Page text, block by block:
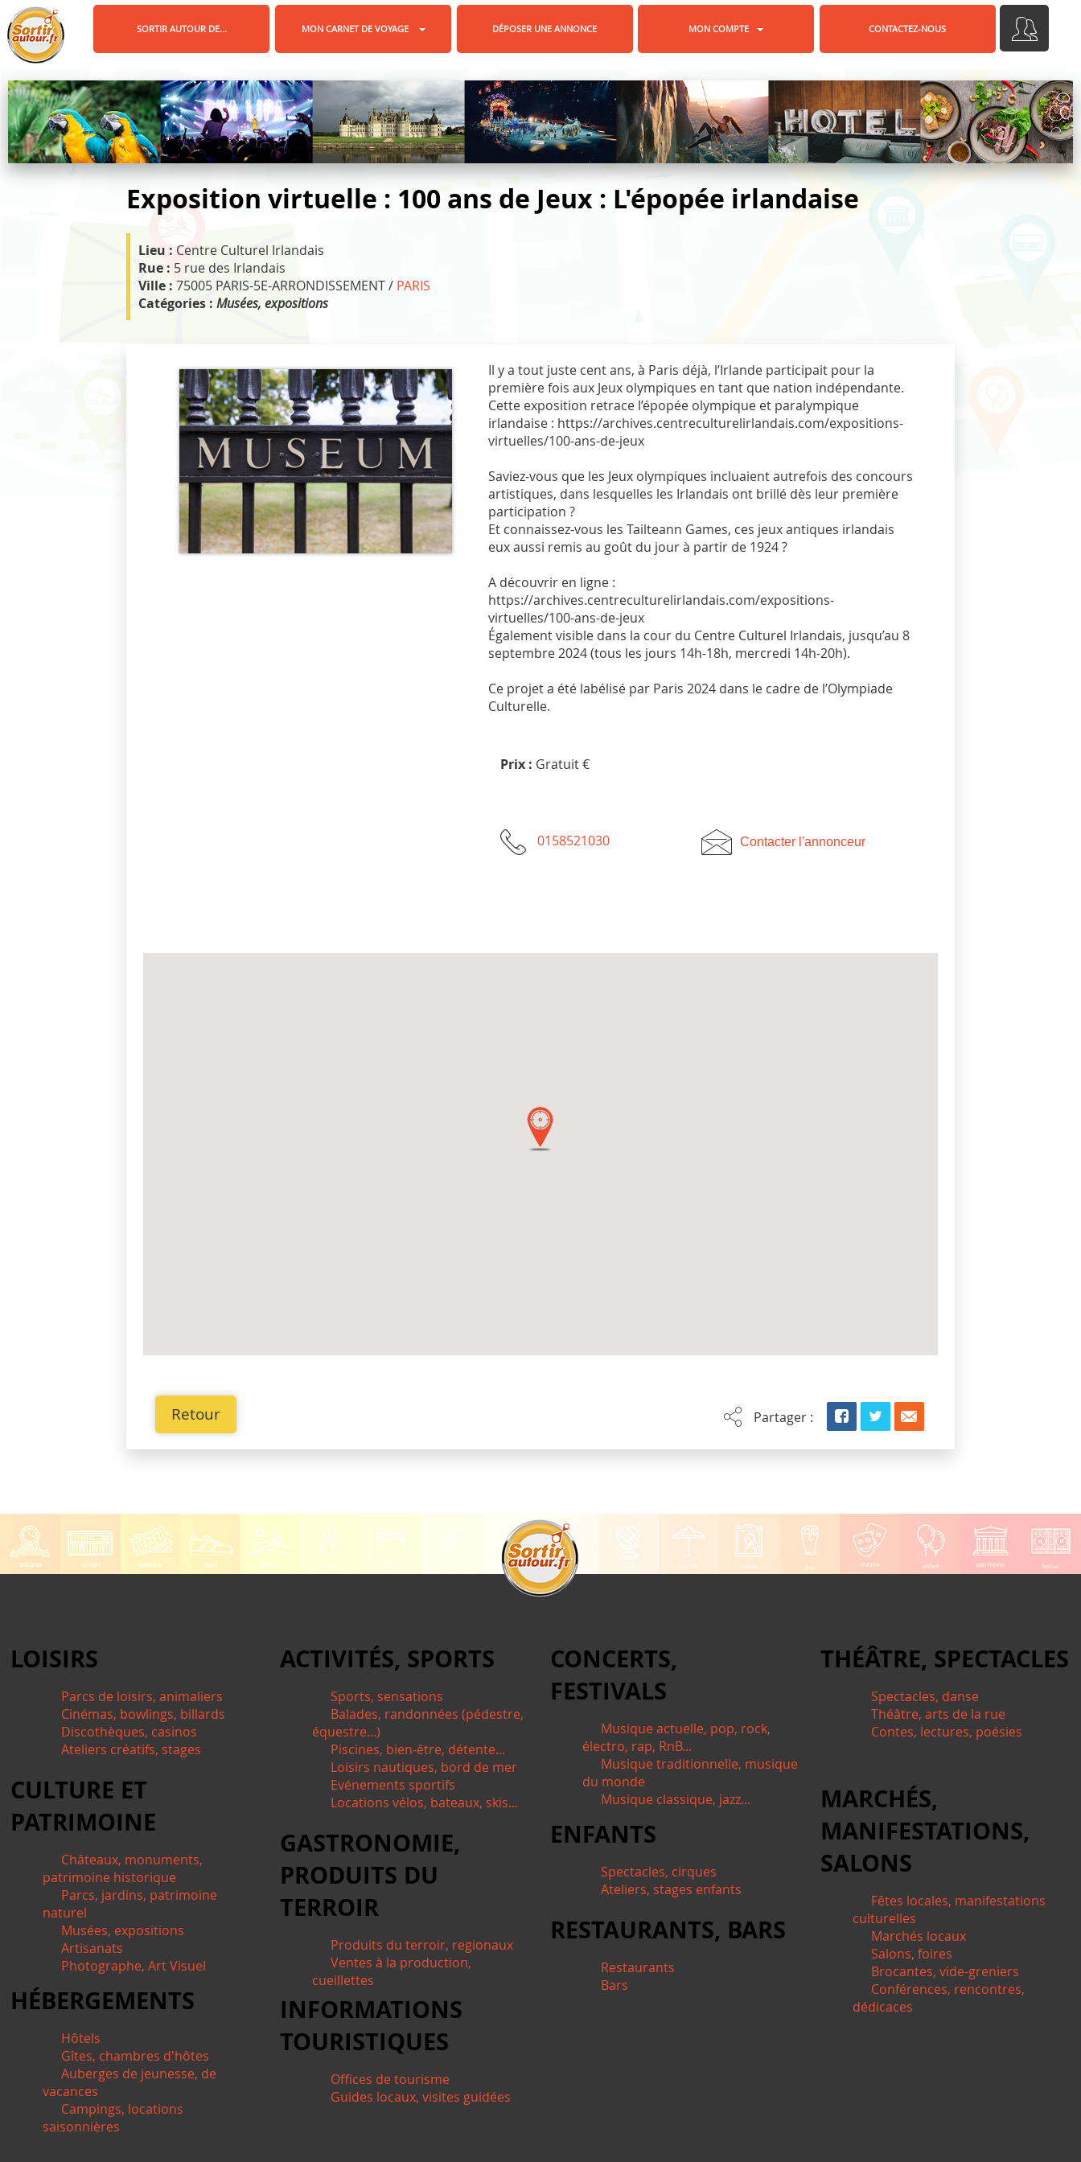
SORTIR AUTOUR DE... MON CARNET DE VOYAGE DÉPOSER UNE ANNONCE MON COMPTE CONTACTEZ-NOUS
Exposition virtuelle : 100 ans de Jeux : L'épopée irlandaise
Lieu : Centre Culturel Irlandais
Rue : 5 rue des Irlandais
Ville :75005 PARIS-5E-ARRONDISSEMENT / PARIS
Catégories :Musées, expositions
Il y a tout juste cent ans, à Paris déjà, l’Irlande participait pour la
première fois aux Jeux olympiques en tant que nation indépendante.
Cette exposition retrace l’épopée olympique et paralympique
irlandaise : https://archives.centreculturelirlandais.com/expositions-
virtuelles/100-ans-de-jeux
Saviez-vous que les Jeux olympiques incluaient autrefois des concours
artistiques, dans lesquelles les Irlandais ont brillé dès leur première
participation ?
Et connaissez-vous les Tailteann Games, ces jeux antiques irlandais
eux aussi remis au goût du jour à partir de 1924 ?
A découvrir en ligne :
https://archives.centreculturelirlandais.com/expositions-
virtuelles/100-ans-de-jeux
Également visible dans la cour du Centre Culturel Irlandais, jusqu’au 8
septembre 2024 (tous les jours 14h-18h, mercredi 14h-20h).
Ce projet a été labélisé par Paris 2024 dans le cadre de l’Olympiade
Culturelle.
Prix : Gratuit €
0158521030 Contacter l'annonceur
Retour Partager :
LOISIRS
Parcs de loisirs, animaliers
Cinémas, bowlings, billards
Discothèques, casinos
Ateliers créatifs, stages
ACTIVITÉS, SPORTS
Sports, sensations
Balades, randonnées (pédestre,
équestre...)
Piscines, bien-être, détente...
Loisirs nautiques, bord de mer
Evénements sportifs
Locations vélos, bateaux, skis...
CONCERTS,
FESTIVALS
Musique actuelle, pop, rock,
électro, rap, RnB...
Musique traditionnelle, musique
du monde
Musique classique, jazz...
THÉÂTRE, SPECTACLES
Spectacles, danse
Théâtre, arts de la rue
Contes, lectures, poésies
CULTURE ET
PATRIMOINE
Châteaux, monuments,
patrimoine historique
Parcs, jardins, patrimoine
naturel
Musées, expositions
Artisanats
Photographe, Art Visuel
MARCHÉS,
MANIFESTATIONS,
SALONS
Fêtes locales, manifestations
culturelles
Marchés locaux
Salons, foires
Brocantes, vide-greniers
Conférences, rencontres,
dédicaces
ENFANTS
Spectacles, cirques
Ateliers, stages enfants
GASTRONOMIE,
PRODUITS DU
TERROIR
Produits du terroir, regionaux
Ventes à la production,
cueillettes
RESTAURANTS, BARS
Restaurants
Bars
HÉBERGEMENTS
Hôtels
Gîtes, chambres d'hôtes
Auberges de jeunesse, de
vacances
Campings, locations
saisonnières
INFORMATIONS
TOURISTIQUES
Offices de tourisme
Guides locaux, visites guidées
Panneau de gestion des cookies